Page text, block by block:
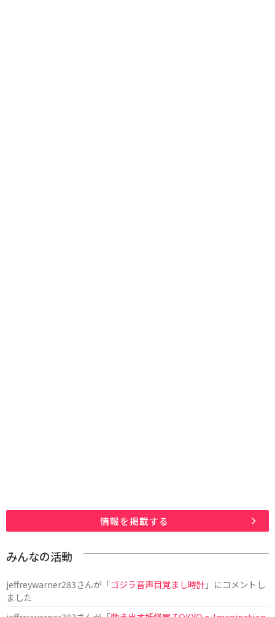
情報を掲載する
みんなの活動
jeffreywarner283さんが「ゴジラ音声目覚まし時計」にコメントし
ました